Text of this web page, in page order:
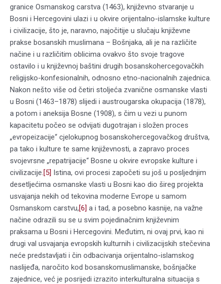
granice Osmanskog carstva (1463), književno stvaranje u
Bosni i Hercegovini ulazi i u okvire orijentalno-islamske kulture
i civilizacije, što je, naravno, najočitije u slučaju književne
prakse bosanskih muslimana – Bošnjaka, ali je na različite
načine i u različitim oblicima ovakvo što svoje tragove
ostavilo i u književnoj baštini drugih bosanskohercegovačkih
religijsko-konfesionalnih, odnosno etno-nacionalnih zajednica.
Nakon nešto više od četiri stoljeća zvanične osmanske vlasti
u Bosni (1463–1878) slijedi i austrougarska okupacija (1878),
a potom i aneksija Bosne (1908), s čim u vezi u punom
kapacitetu počeo se odvijati dugotrajan i složen proces
„evropeizacije“ cjelokupnog bosanskohercegovačkog društva,
pa tako i kulture te same književnosti, a zapravo proces
svojevrsne „repatrijacije“ Bosne u okvire evropske kulture i
civilizacije. [5] Istina, ovi procesi započeti su još u posljednjim
desetljećima osmanske vlasti u Bosni kao dio šireg projekta
usvajanja nekih od tekovina moderne Evrope u samom
Osmanskom carstvu,[6] a i tad, a posebno kasnije, na važne
načine odrazili su se u svim pojedinačnim književnim
praksama u Bosni i Hercegovini. Međutim, ni ovaj prvi, kao ni
drugi val usvajanja evropskih kulturnih i civilizacijskih stečevina
neće predstavljati i čin odbacivanja orijentalno-islamskog
naslijeđa, naročito kod bosanskomuslimanske, bošnjačke
zajednice, već je posrijedi izrazito interkulturalna situacija s